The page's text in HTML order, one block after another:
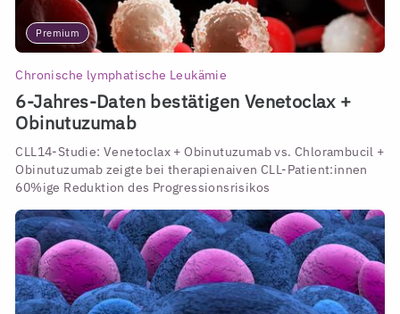
Premium
Chronische lymphatische Leukämie
6-Jahres-Daten bestätigen Venetoclax +
Obinutuzumab
CLL14-Studie: Venetoclax + Obinutuzumab vs. Chlorambucil +
Obinutuzumab zeigte bei therapienaiven CLL-Patient:innen
60%ige Reduktion des Progressionsrisikos